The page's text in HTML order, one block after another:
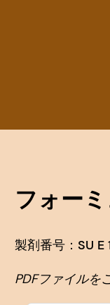
フォー
製剤番号：SU E
PDFファイルを